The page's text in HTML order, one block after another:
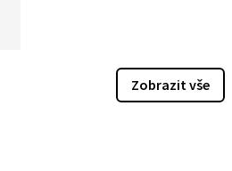
Zobrazit vše